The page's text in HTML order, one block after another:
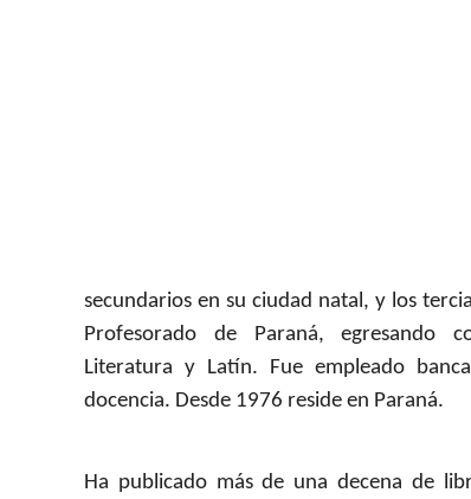
secundarios en su ciudad natal, y los
Profesorado de Paraná, egresando
Literatura y Latín. Fue empleado
docencia. Desde 1976 reside en Paraná.
Ha publicado más de una decena de